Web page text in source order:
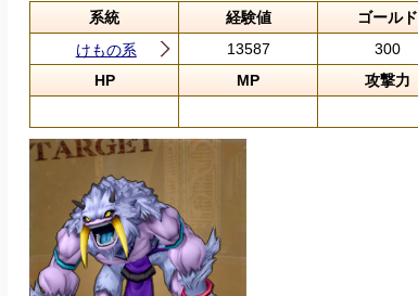
系統 経験値 ゴールド
けもの系
13587 300
HP
MP 攻撃力